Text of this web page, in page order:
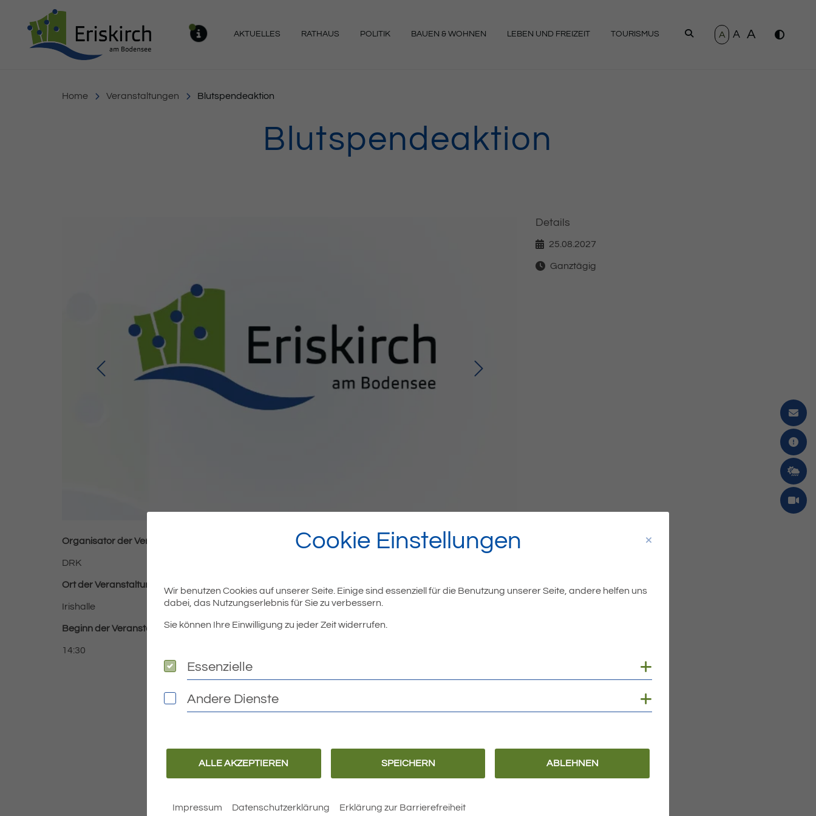
AKTUELLES RATHAUS POLITIK BAUEN & WOHNEN LEBEN UND FREIZEIT TOURISMUS SUCHEN
A A A
Home Veranstaltungen Blutspendeaktion
Blutspendeaktion
Organisator der Veranstaltung
DRK
Ort der Veranstaltung
Irishalle
Beginn der Veranstaltung
14:30
Details
Datum
25.08.2027
Zeit
Ganztägig
Cookie Einstellungen
Wir benutzen Cookies auf unserer Seite. Einige sind essenziell für die Benutzung unserer Seite, andere helfen uns
dabei, das Nutzungserlebnis für Sie zu verbessern.
Sie können Ihre Einwilligung zu jeder Zeit widerrufen.
Essenzielle
Essenzielle
Andere Dienste
Andere Dienste
ALLE AKZEPTIEREN SPEICHERN ABLEHNEN
Impressum Datenschutzerklärung Erklärung zur Barrierefreiheit